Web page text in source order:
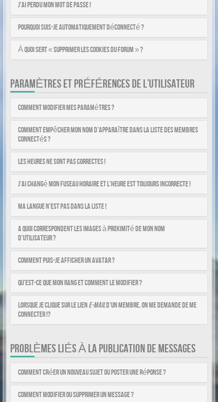
J’ai perdu mon mot de passe !
Pourquoi suis-je automatiquement déconnecté ?
À quoi sert « Supprimer les cookies du forum » ?
PARAMÈTRES ET PRÉFÉRENCES DE L’UTILISATEUR
Comment modifier mes paramètres ?
Comment empêcher mon nom d’apparaître dans la liste des membres
connectés ?
Les heures ne sont pas correctes !
J’ai changé mon fuseau horaire et l’heure est toujours incorrecte !
Ma langue n’est pas dans la liste !
A quoi correspondent les images à proximité de mon nom
d’utilisateur ?
Comment puis-je afficher un avatar ?
Qu’est-ce que mon rang et comment le modifier ?
Lorsque je clique sur le liene-maild’un membre, on me demande de me
connecter !?
PROBLÈMES LIÉS À LA PUBLICATION DE MESSAGES
Comment créer un nouveau sujet ou poster une réponse ?
Comment modifier ou supprimer un message ?